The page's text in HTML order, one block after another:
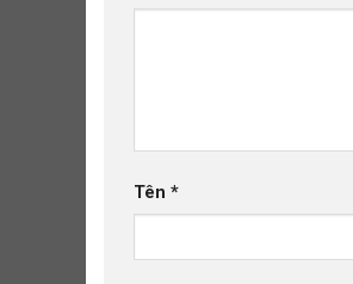
Tên *